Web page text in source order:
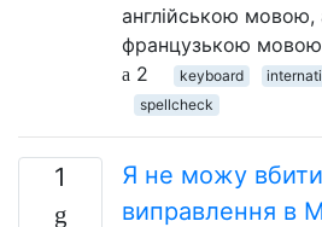
англійською мовою,
французькою
2
keyboard
spellcheck
1
Я не можу
виправлення в